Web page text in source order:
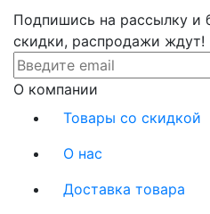
Подпишись на рассылку и
скидки, распродажи ждут!
О компании
Товары со скидкой
О нас
Доставка товара